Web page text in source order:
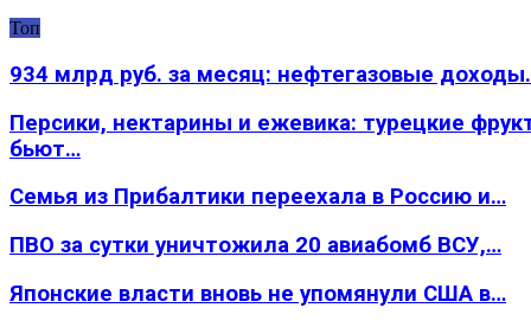
Топ
934 млрд руб. за месяц: нефтегазовые
Персики, нектарины и ежевика: турецкие
бьют…
Семья из Прибалтики переехала в Россию и…
ПВО за сутки уничтожила 20 авиабомб ВСУ,…
Японские власти вновь не упомянули США в…